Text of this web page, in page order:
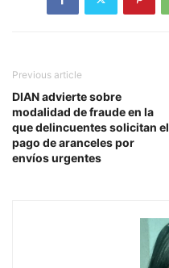
Previous article
DIAN advierte sobre
modalidad de fraude en la
que delincuentes solicitan el
pago de aranceles por
envíos urgentes